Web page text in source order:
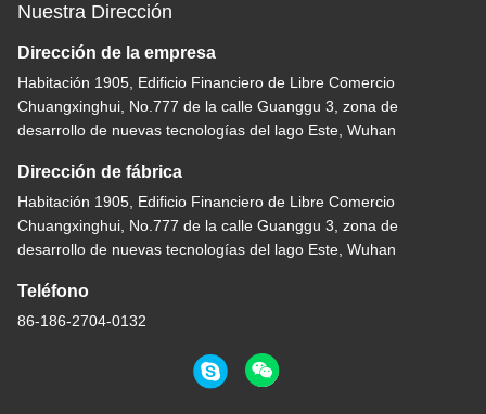
Nuestra Dirección
Dirección de la empresa
Habitación 1905, Edificio Financiero de Libre Comercio
Chuangxinghui, No.777 de la calle Guanggu 3, zona de
desarrollo de nuevas tecnologías del lago Este, Wuhan
Dirección de fábrica
Habitación 1905, Edificio Financiero de Libre Comercio
Chuangxinghui, No.777 de la calle Guanggu 3, zona de
desarrollo de nuevas tecnologías del lago Este, Wuhan
Teléfono
86-186-2704-0132